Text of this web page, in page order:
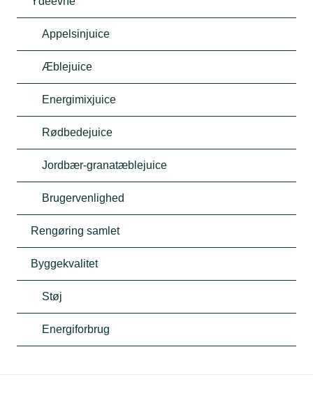
Appelsinjuice
Æblejuice
Energimixjuice
Rødbedejuice
Jordbær-granatæblejuice
Brugervenlighed
Rengøring samlet
Byggekvalitet
Støj
Energiforbrug